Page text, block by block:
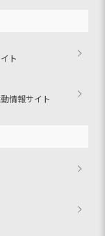
ト
情報サイト